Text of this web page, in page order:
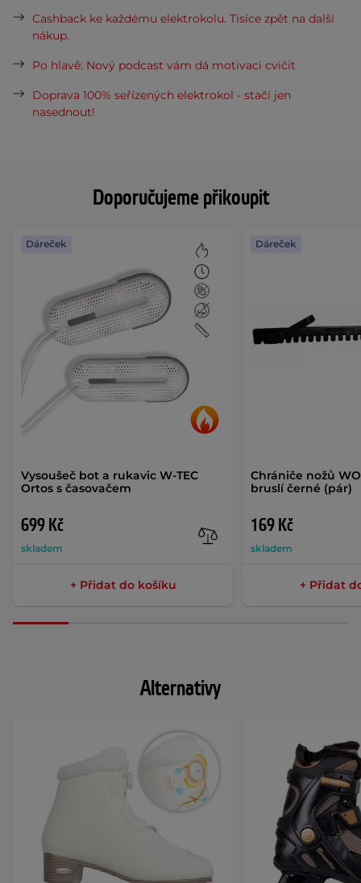
Doporučujeme přikoupit
Vysoušeč bot a rukavic W-TEC
Ortos s časovačem
699 Kč
skladem
Dáreček
+ Přidat do košíku
Chrániče nožů
bruslí černé (pár)
169 Kč
skladem
Dáreček
+ Přidat
Cashback ke každému elektrokolu. Tisíce zpět na další
nákup.
Po hlavě: Nový podcast vám dá motivaci cvičit
Doprava 100% seřízených elektrokol - stačí jen
nasednout!
Alternativy